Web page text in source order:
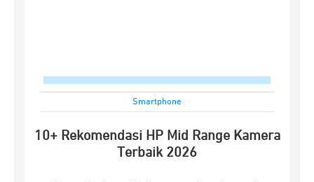
Smartphone
10+ Rekomendasi HP Mid Range Kamera
Terbaik 2026